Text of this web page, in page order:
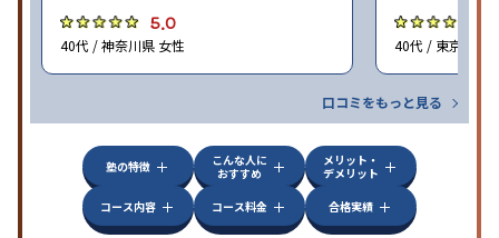
5.0
40代 / 神奈川県 女性 40代 / 東京都 女
口コミをもっと見る
塾の特徴
こんな人に
おすすめ
メリット・
デメリット
コース内容
コース料金 合格実績